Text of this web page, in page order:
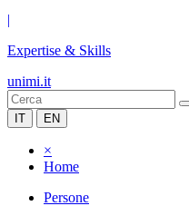
|
Expertise & Skills
unimi.it
IT EN
×
Home
Persone